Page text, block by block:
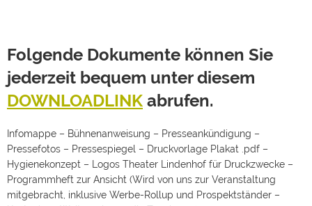
Folgende Dokumente können Sie
jederzeit bequem unter diesem
DOWNLOADLINK abrufen.
Infomappe – Bühnenanweisung – Presseankündigung –
Pressefotos – Pressespiegel – Druckvorlage Plakat .pdf –
Hygienekonzept – Logos Theater Lindenhof für Druckzwecke –
Programmheft zur Ansicht (Wird von uns zur Veranstaltung
mitgebracht, inklusive Werbe-Rollup und Prospektständer –